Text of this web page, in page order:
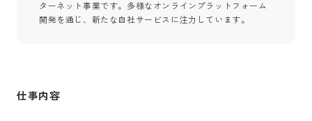
ターネット事業です。多様なオンラインプラットフォーム
開発を通じ、新たな自社サービスに注力しています。
仕事内容